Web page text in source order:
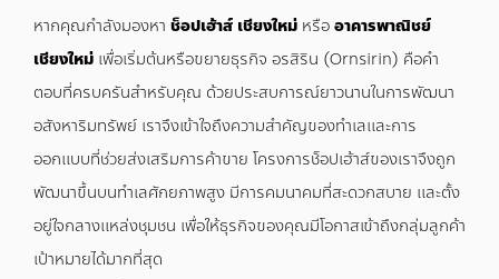
หากคุณกำลังมองหา ช็อปเฮ้าส์ เชียงใหม่ หรืออาคารพาณิชย์
เชียงใหม่ เพื่อเริ่มต้นหรือขยายธุรกิจ อรสิริน (Ornsirin) คือคำ
ตอบที่ครบครันสำหรับคุณ ด้วยประสบการณ์ยาวนานในการพัฒนา
อสังหาริมทรัพย์ เราจึงเข้าใจถึงความสำคัญของทำเลและการ
ออกแบบที่ช่วยส่งเสริมการค้าขาย โครงการช็อปเฮ้าส์ของเราจึงถูก
พัฒนาขึ้นบนทำเลศักยภาพสูง มีการคมนาคมที่สะดวกสบาย และตั้ง
อยู่ใจกลางแหล่งชุมชน เพื่อให้ธุรกิจของคุณมีโอกาสเข้าถึงกลุ่มลูกค้า
เป้าหมายได้มากที่สุด